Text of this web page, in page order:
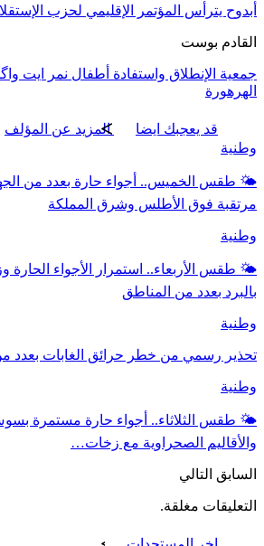
أبدوح يترأس المؤتمر الإقليمي لحزب
القادم بوست
جمعية الإنطلاق واستفادة أطفال نمر ايت
الهرهورة
قد يعجبك ايضا
المزيد عن المؤلف
وطنية
🌤️ طقس الخميس.. أجواء حارة بعدد من
مرتقبة فوق الأطلس وشرق المملكة
وطنية
🌤️ طقس الأربعاء.. استمرار الأجواء
بالبرد بعدد من المناطق
وطنية
تحذير رسمي من خطر حرائق الغابات بعدد
وطنية
🌤️ طقس الثلاثاء.. أجواء حارة مستمرة
والأقاليم الصحراوية مع زخات…
السابق التالي
التعليقات مغلقة.